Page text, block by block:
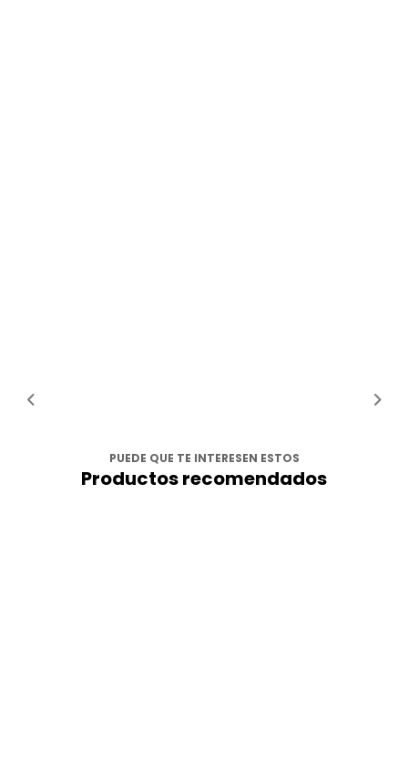
PUEDE QUE TE INTERESEN ESTOS
Productos recomendados